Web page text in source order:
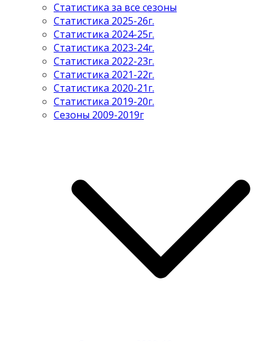
Статистика за все сезоны
Статистика 2025-26г.
Статистика 2024-25г.
Статистика 2023-24г.
Статистика 2022-23г.
Статистика 2021-22г.
Статистика 2020-21г.
Статистика 2019-20г.
Сезоны 2009-2019г